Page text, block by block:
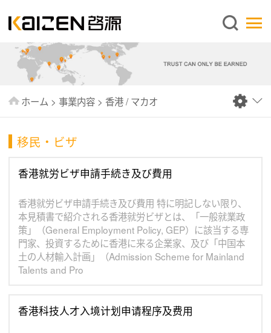
日本語
企業情報
事業内容
ニュース
よくあるご質問
お問い合わせ
ホーム > 事業内容 > 香港 / マカオ
移民・ビザ
香港就労ビザ申請手続き及び費用
香港就労ビザ申請手続き及び費用 特に明記しない限り、
本見積書で紹介される香港就労ビザとは、「一般就業政
策」（General Employment Policy, GEP）に該当する専
門家、投資するために香港に来る企業家、及び「中国本
土の人材輸入計画」（Admission Scheme for Mainland
Talents and Pro
香港科技人才入境计划申请程序及费用